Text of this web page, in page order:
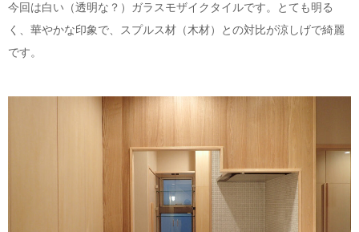
今回は白い（透明な？）ガラスモザイクタイルです。とても明る
く、華やかな印象で、スプルス材（木材）との対比が涼しげで綺麗
です。